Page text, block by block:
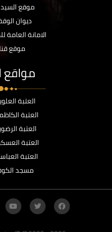
موقع
ديوان
الامانة العامة
موقع
مواقع
العتبة
العتبة
العتبة
العتبة
العتبة
مسجد